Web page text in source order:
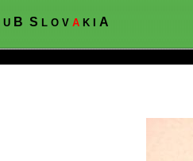
U B S L O V A K I A